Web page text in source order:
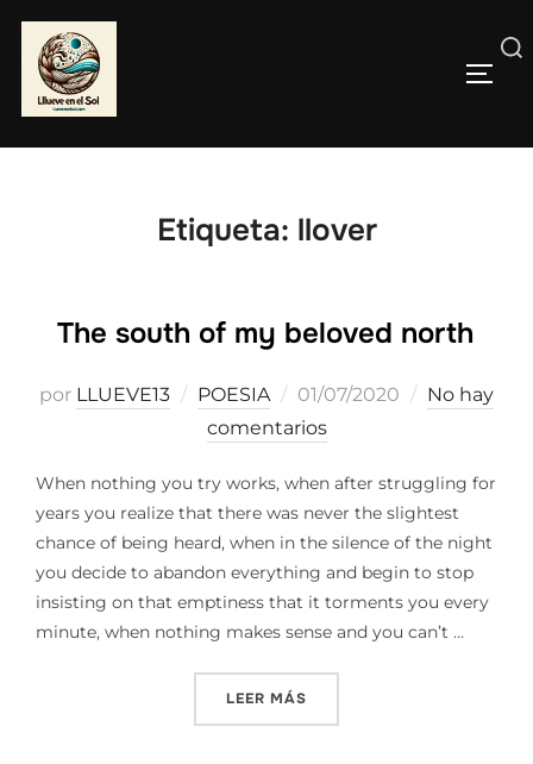
contenido
Buscar:
Etiqueta: llover
The south of my beloved north
por LLUEVE13 POESIA
Publicado
el
01/07/2020
No hay
comentarios
When nothing you try works, when after struggling for
years you realize that there was never the slightest
chance of being heard, when in the silence of the night
you decide to abandon everything and begin to stop
insisting on that emptiness that it torments you every
minute, when nothing makes sense and you can’t …
LEER MÁS